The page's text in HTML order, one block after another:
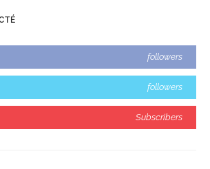
followers
followers
Subscribers